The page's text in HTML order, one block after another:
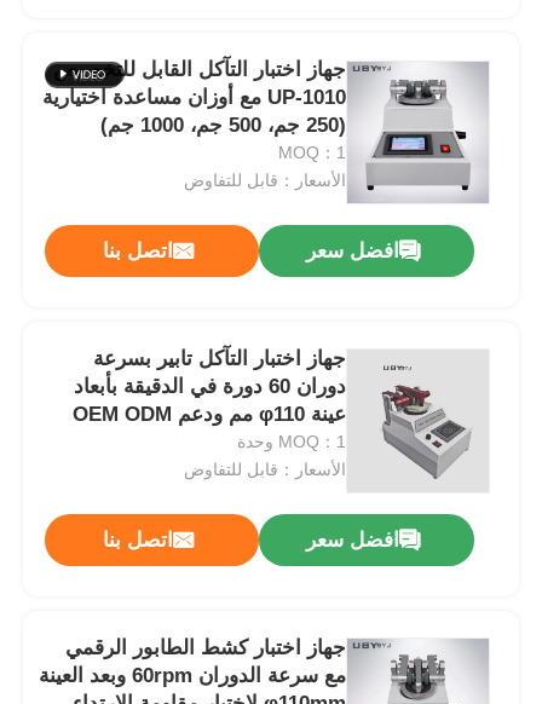
منزل
جهاز اختبار التآكل القابل للتخصيص
UP-1010 مع أوزان مساعدة اختيارية
(250 جم، 500 جم، 1000 جم)
لظروف التحميل المتنوعة
MOQ：1
الأسعار：قابل للتفاوض
افضل سعر اتصل بنا
جهاز اختبار التآكل تابير بسرعة
دوران 60 دورة في الدقيقة بأبعاد
عينة φ110 مم ودعم OEM ODM
MOQ：1 وحدة
الأسعار：قابل للتفاوض
افضل سعر اتصل بنا
جهاز اختبار كشط الطابور الرقمي
مع سرعة الدوران 60rpm وبعد العينة